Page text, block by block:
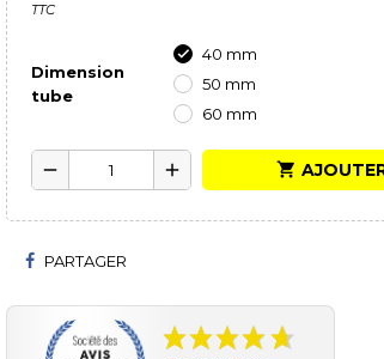
TTC
Dimension
tube

40 mm
50 mm
60 mm
remove add 
PARTAGER